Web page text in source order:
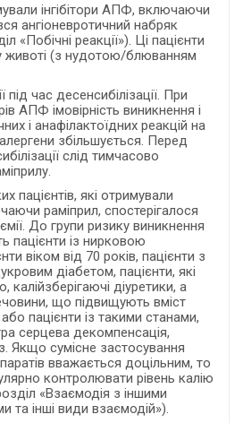
інгібітори АПФ, включаючи
ангіоневротичний набряк
«Побічні реакції»). Ці пацієнти
животі (з нудотою/блюванням
під час десенсибілізації. При
АПФ імовірність виникнення і
і анафілактоїдних реакцій на
збільшується. Перед
слід тимчасово
пацієнтів, які отримували
раміприл, спостерігалося
До групи ризику виникнення
пацієнти із нирковою
віком від 70 років, пацієнти з
діабетом, пацієнти, які
калійзберігаючі діуретики, а
що підвищують вміст
пацієнти із такими станами,
серцева декомпенсація,
Якщо сумісне застосування
вважається доцільним, то
контролювати рівень калію
«Взаємодія з іншими
та інші види взаємодій»).